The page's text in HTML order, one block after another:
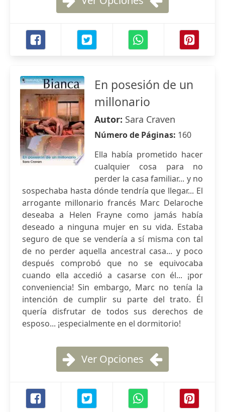
En posesión de un
millonario
Autor: Sara Craven
Número de Páginas: 160
Ella había prometido hacer
cualquier cosa para no
perder la casa familiar... y no
sospechaba hasta dónde tendría que llegar... El
arrogante millonario francés Marc Delaroche
deseaba a Helen Frayne como jamás había
deseado a ninguna mujer en su vida. Estaba
seguro de que se vendería a sí misma con tal
de no perder aquella ancestral casa... y poco
después comprobó que no se equivocaba
cuando ella accedió a casarse con él... ¡por
conveniencia! Sin embargo, Marc no tenía la
intención de cumplir su parte del trato. Él
quería disfrutar de todos sus derechos de
esposo... ¡especialmente en el dormitorio!
Ver Opciones